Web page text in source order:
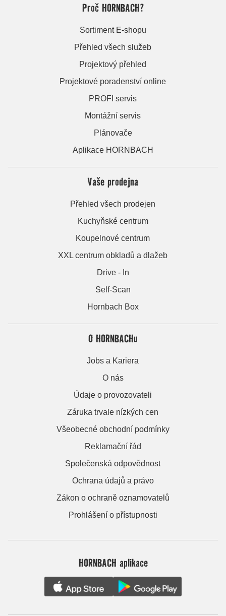
Proč HORNBACH?
Sortiment E-shopu
Přehled všech služeb
Projektový přehled
Projektové poradenství online
PROFI servis
Montážní servis
Plánovače
Aplikace HORNBACH
Vaše prodejna
Přehled všech prodejen
Kuchyňské centrum
Koupelnové centrum
XXL centrum obkladů a dlažeb
Drive - In
Self-Scan
Hornbach Box
O HORNBACHu
Jobs a Kariera
O nás
Údaje o provozovateli
Záruka trvale nízkých cen
Všeobecné obchodní podmínky
Reklamační řád
Společenská odpovědnost
Ochrana údajů a právo
Zákon o ochraně oznamovatelů
Prohlášení o přístupnosti
HORNBACH aplikace